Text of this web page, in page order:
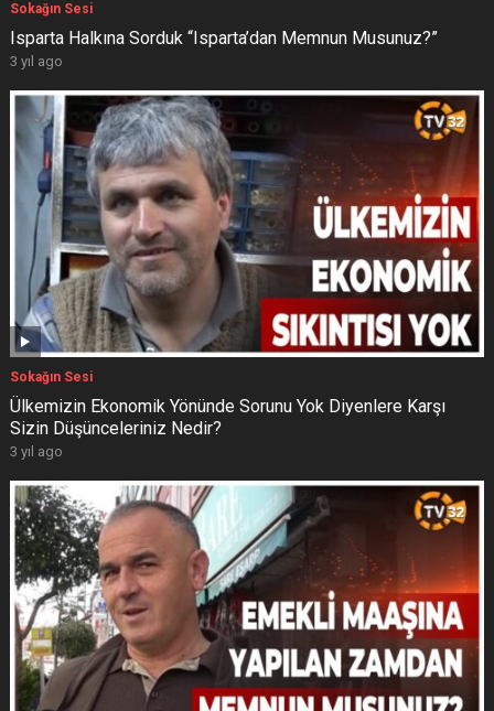
Sokağın Sesi
Isparta Halkına Sorduk “Isparta’dan Memnun Musunuz?”
3 yıl ago
Sokağın Sesi
Ülkemizin Ekonomik Yönünde Sorunu Yok Diyenlere Karşı
Sizin Düşünceleriniz Nedir?
3 yıl ago